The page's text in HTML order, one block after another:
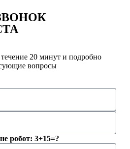
20 минут и подробно
вопросы
робот: 3+15=?